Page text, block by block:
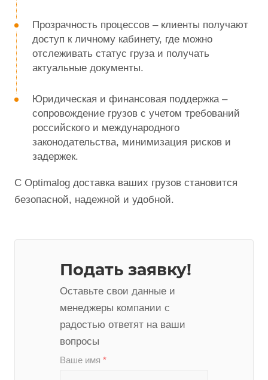
Прозрачность процессов – клиенты получают
доступ к личному кабинету, где можно
отслеживать статус груза и получать
актуальные документы.
Юридическая и финансовая поддержка –
сопровождение грузов с учетом требований
российского и международного
законодательства, минимизация рисков и
задержек.
С Optimalog доставка ваших грузов становится
безопасной, надежной и удобной.
Подать заявку!
Оставьте свои данные и
менеджеры компании с
радостью ответят на ваши
вопросы
Ваше имя *